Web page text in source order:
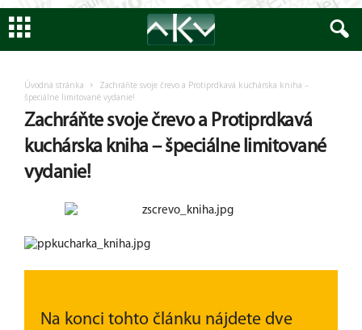
Encyklopedia
AKV
Úvodná stránka
Zachráňte svoje črevo a Protiprdkavá kuchárska kniha –
špeciálne limitované vydanie!
Zachráňte svoje črevo a Protiprdkavá
kuchárska kniha – špeciálne limitované
vydanie!
Na konci tohto článku nájdete dve